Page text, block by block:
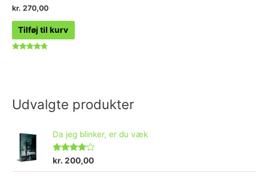
kr. 270,00
Tilføj til kurv
Udvalgte produkter
Da jeg blinker, er du væk
Vurderet
ud af 5
kr. 200,00